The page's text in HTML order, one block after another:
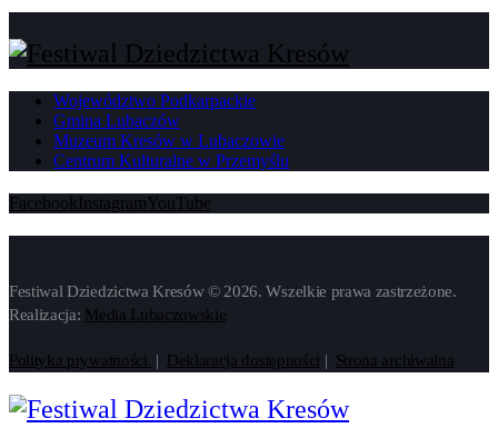
Województwo Podkarpackie
Gmina Lubaczów
Muzeum Kresów w Lubaczowie
Centrum Kulturalne w Przemyślu
FacebookInstagramYouTube
Festiwal Dziedzictwa Kresów © 2026. Wszelkie prawa zastrzeżone.
Realizacja: Media Lubaczowskie
Polityka prywatności | Deklaracja dostępności | Strona archiwalna